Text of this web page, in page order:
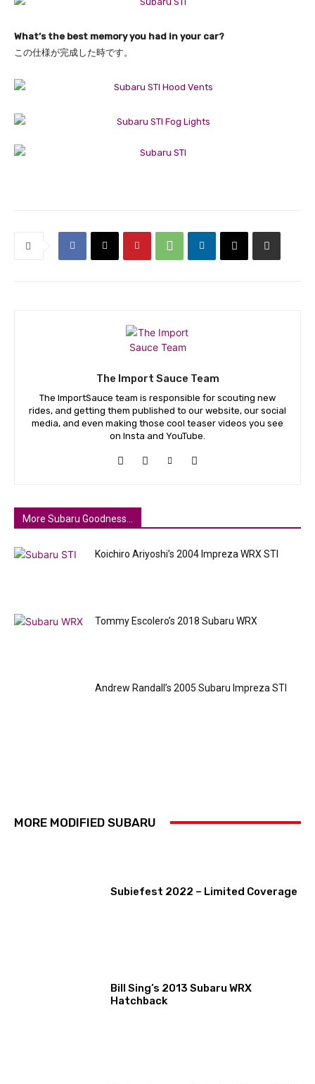
What’s the best memory you had in your car?
この仕様が完成した時です。
The Import Sauce Team
The ImportSauce team is responsible for scouting new
rides, and getting them published to our website, our social
media, and even making those cool teaser videos you see
on Insta and YouTube.
More Subaru Goodness...
Koichiro Ariyoshi’s 2004 Impreza WRX STI
Tommy Escolero’s 2018 Subaru WRX
Andrew Randall’s 2005 Subaru Impreza STI
MORE MODIFIED SUBARU
Subiefest 2022 – Limited Coverage
Bill Sing’s 2013 Subaru WRX
Hatchback